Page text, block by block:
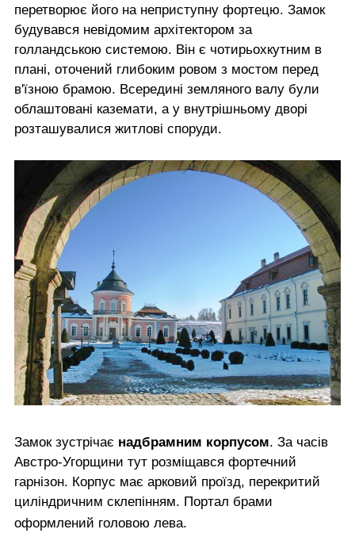
перетворює його на неприступну фортецю. Замок
будувався невідомим архітектором за
голландською системою. Він є чотирьохкутним в
плані, оточений глибоким ровом з мостом перед
в'їзною брамою. Всередині земляного валу були
облаштовані каземати, а у внутрішньому дворі
розташувалися житлові споруди.
Замок зустрічає надбрамним корпусом. За часів
Австро-Угорщини тут розміщався фортечний
гарнізон. Корпус має арковий проїзд, перекритий
циліндричним склепінням. Портал брами
оформлений головою лева.